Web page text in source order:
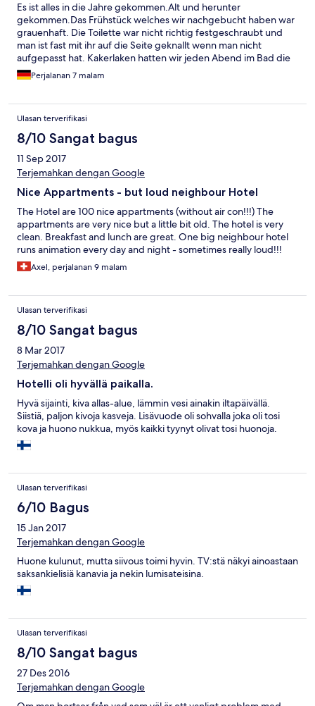
Es ist alles in die Jahre gekommen.Alt und herunter
gekommen.Das Frühstück welches wir nachgebucht haben war
grauenhaft. Die Toilette war nicht richtig festgeschraubt und
man ist fast mit ihr auf die Seite geknallt wenn man nicht
aufgepasst hat. Kakerlaken hatten wir jeden Abend im Bad die
unter der Toilette herkamen.
Perjalanan 7 malam
Ulasan terverifikasi
8/10 Sangat bagus
11 Sep 2017
Terjemahkan dengan Google
Nice Appartments - but loud neighbour Hotel
The Hotel are 100 nice appartments (without air con!!!) The
appartments are very nice but a little bit old. The hotel is very
clean. Breakfast and lunch are great. One big neighbour hotel
runs animation every day and night - sometimes really loud!!!
Axel, perjalanan 9 malam
Ulasan terverifikasi
8/10 Sangat bagus
8 Mar 2017
Terjemahkan dengan Google
Hotelli oli hyvällä paikalla.
Hyvä sijainti, kiva allas-alue, lämmin vesi ainakin iltapäivällä.
Siistiä, paljon kivoja kasveja. Lisävuode oli sohvalla joka oli tosi
kova ja huono nukkua, myös kaikki tyynyt olivat tosi huonoja.
Ulasan terverifikasi
6/10 Bagus
15 Jan 2017
Terjemahkan dengan Google
Huone kulunut, mutta siivous toimi hyvin. TV:stä näkyi ainoastaan
saksankielisiä kanavia ja nekin lumisateisina.
Ulasan terverifikasi
8/10 Sangat bagus
27 Des 2016
Terjemahkan dengan Google